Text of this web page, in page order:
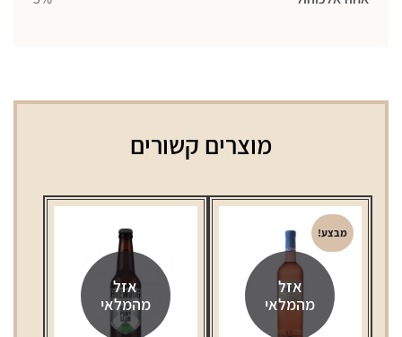
מוצרים קשורים
אזל
מהמלאי
מבצע!
אזל
מהמלאי